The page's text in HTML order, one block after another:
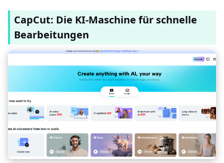
CapCut: Die KI-Maschine für schnelle
Bearbeitungen